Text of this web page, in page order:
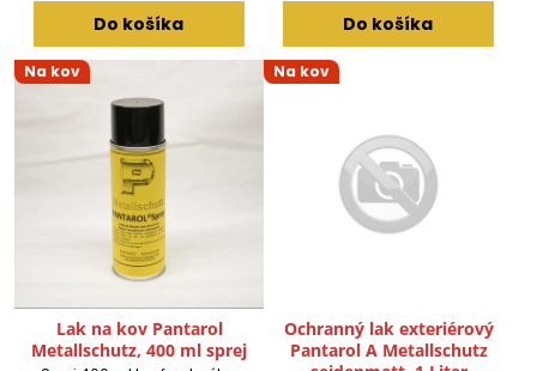
Do košíka Do košíka
Na kov
Lak na kov Pantarol
Metallschutz, 400 ml sprej
Na kov
Ochranný lak exteriérový
Pantarol A Metallschutz